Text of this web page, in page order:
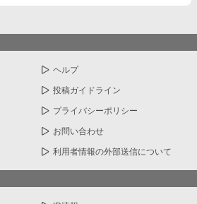
ヘルプ
投稿ガイドライン
プライバシーポリシー
お問い合わせ
利用者情報の外部送信について